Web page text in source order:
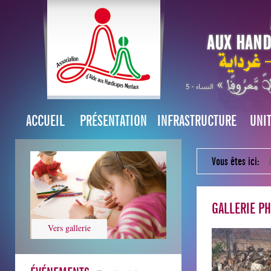
ACCUEIL PRÉSENTATION INFRASTRUCTURE
Vers gallerie
Vous êtes ici:
GALLERIE